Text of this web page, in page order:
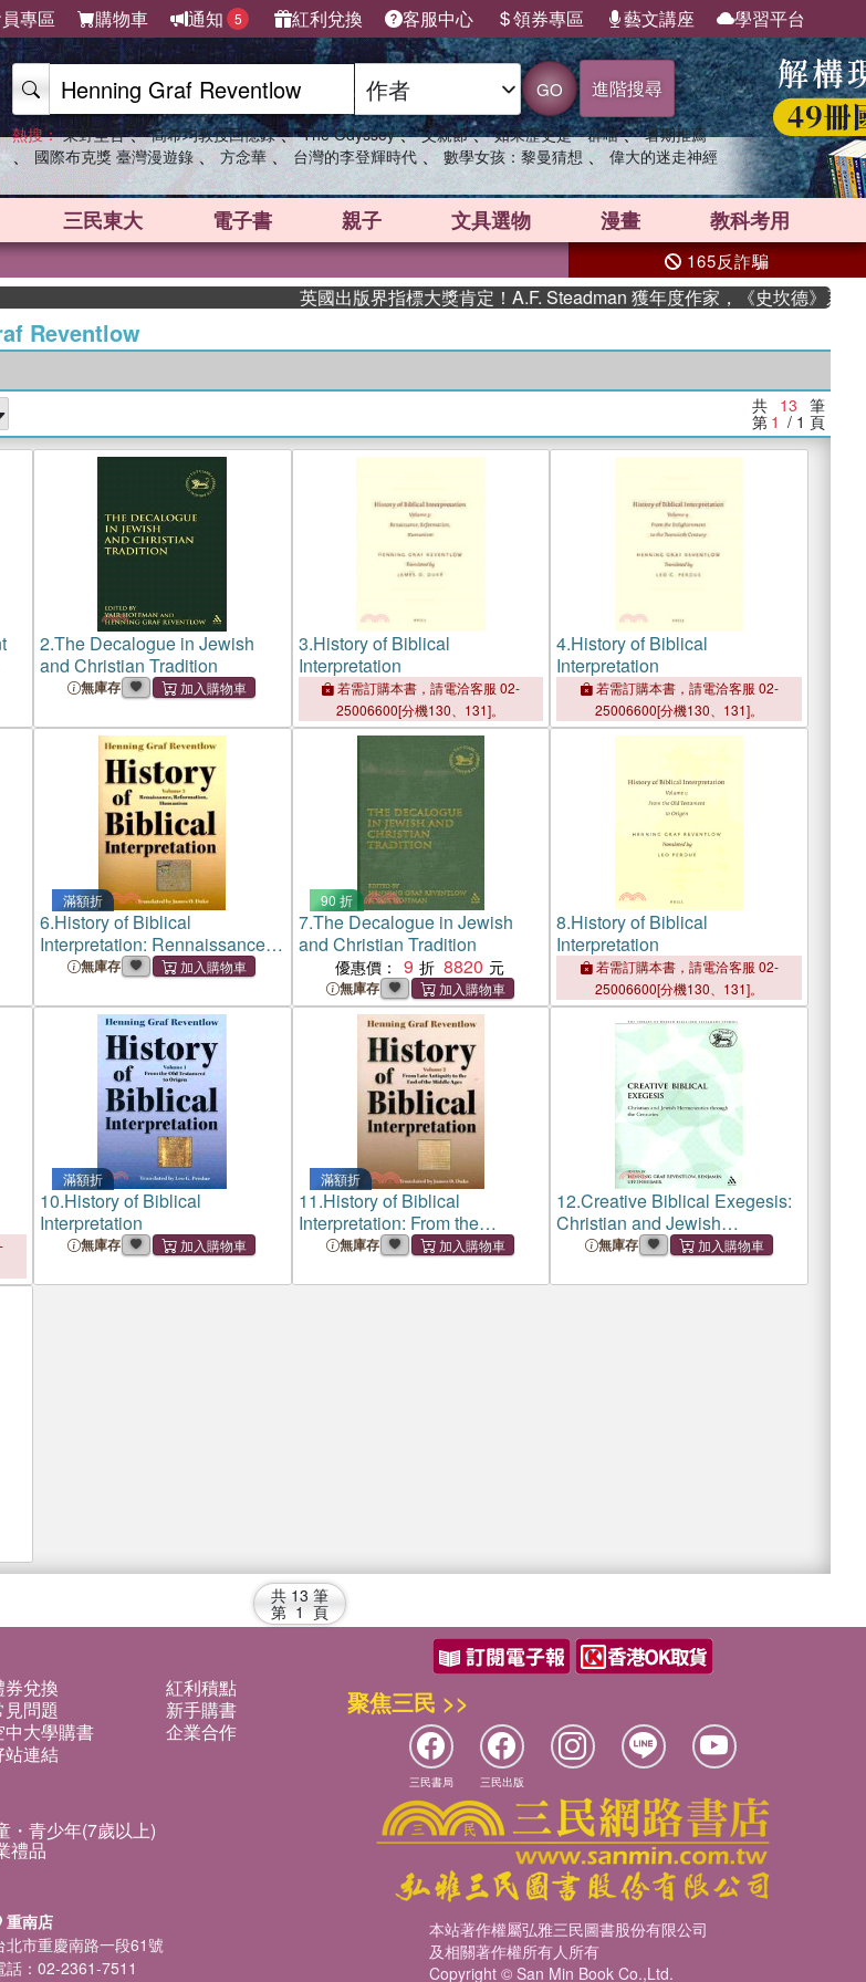
專區 購物車 通知 5 紅利兌換 客服中心 領券專區 藝文講座 學習平台
GO 進階搜尋
熱搜： 東野圭吾 、 高希均教授回憶錄 、 The Odyssey 、 父親節 、 如果歷史是一群喵 、 暑期推薦
、 國際布克獎 臺灣漫遊錄 、 方念華 、 台灣的李登輝時代 、 數學女孩：黎曼猜想 、 偉大的迷走神經
三民東大 電子書 親子 文具選物 漫畫 教科考用
165反詐騙
英國出版界指標大獎肯定！A.F. Steadman 獲年度作家，《史坎德》系列帶你
Reventlow
共 13 筆
第 1 / 1 頁
2.The Decalogue in Jewish
and Christian Tradition
無庫存
3.History of Biblical
Interpretation
若需訂購本書，請電洽客服 02-
25006600[分機130、131]。
4.History of Biblical
Interpretation
若需訂購本書，請電洽客服 02-
25006600[分機130、131]。
滿額折
6.History of Biblical
Interpretation: Rennaissance,
Reformation, Humanism
無庫存
90 折
7.The Decalogue in Jewish
and Christian Tradition
優惠價： 9 8820
無庫存
8.History of Biblical
Interpretation
若需訂購本書，請電洽客服 02-
25006600[分機130、131]。
滿額折
10.History of Biblical
Interpretation
無庫存
滿額折
11.History of Biblical
Interpretation: From the
Antiquity to the End of the
無庫存
12.Creative Biblical Exegesis:
Christian and Jewish
Hermeneutics Through the
無庫存
共 13 筆
第 1 頁
券兌換
紅利積點
見問題
新手購書
中大學購書
企業合作
站連結
・青少年(7歲以上)
禮品
重南店
北市重慶南路一段61號
話：02-2361-7511
聚焦三民 >>
三民書局 三民出版
本站著作權屬弘雅三民圖書股份有限公司
及相關著作權所有人所有
Copyright © San Min Book Co.,Ltd.